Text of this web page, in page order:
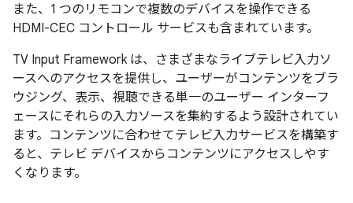
また、1 つのリモコンで複数のデバイスを操作できる
HDMI-CEC コントロール サービスも含まれています。
TV Input Framework は、さまざまなライブテレビ入力ソ
ースへのアクセスを提供し、ユーザーがコンテンツをブラ
ウジング、表示、視聴できる単一のユーザー インターフ
ェースにそれらの入力ソースを集約するよう設計されてい
ます。コンテンツに合わせてテレビ入力サービスを構築す
ると、テレビ デバイスからコンテンツにアクセスしやす
くなります。